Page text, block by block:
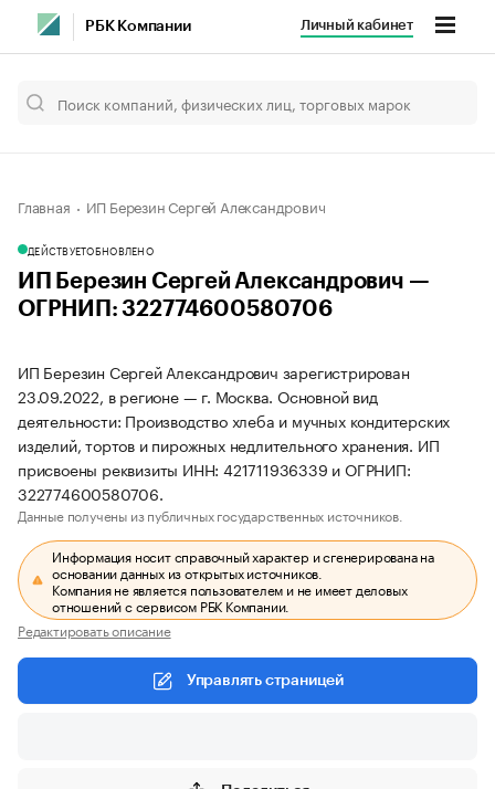
РБК Компании Личный кабинет
Главная ИП Березин Сергей Александрович
ДЕЙСТВУЕТОБНОВЛЕНО
ИП Березин Сергей Александрович —
ОГРНИП: 322774600580706
ИП Березин Сергей Александрович зарегистрирован
23.09.2022, в регионе — г. Москва. Основной вид
деятельности: Производство хлеба и мучных кондитерских
изделий, тортов и пирожных недлительного хранения. ИП
присвоены реквизиты ИНН: 421711936339 и ОГРНИП:
322774600580706.
Данные получены из публичных государственных источников.
Информация носит справочный характер и сгенерирована на
основании данных из открытых источников.
Компания не является пользователем и не имеет деловых
отношений с сервисом РБК Компании.
Редактировать описание
Управлять страницей